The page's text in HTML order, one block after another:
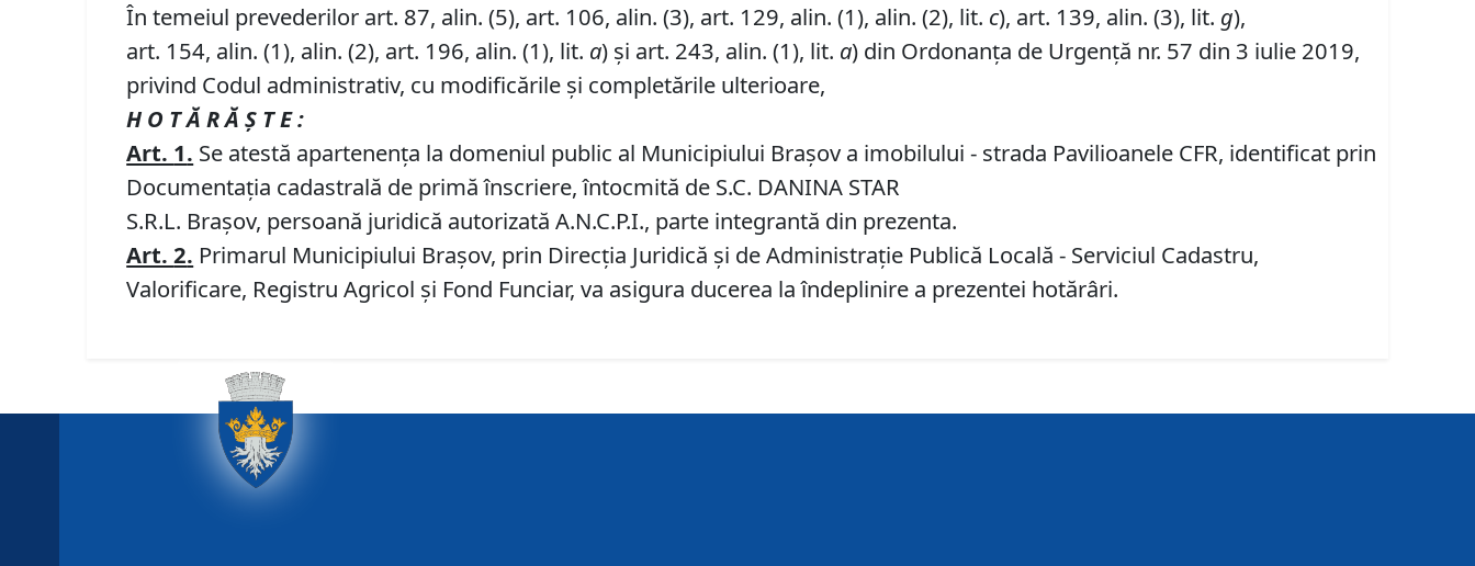
În temeiul prevederilor art. 87, alin. (5), art. 106, alin. (3), art. 129, alin. (1), alin. (2), lit. c), art. 139, alin. (3), lit. g),
art. 154, alin. (1), alin. (2), art. 196, alin. (1), lit. a) și art. 243, alin. (1), lit. a) din Ordonanța de Urgență nr. 57 din 3 iulie 2019,
privind Codul administrativ, cu modificările și completările ulterioare,
H O T Ă R Ă Ş T E :
Art. 1. Se atestă apartenenţa la domeniul public al Municipiului Braşov a imobilului - strada Pavilioanele CFR, identificat prin
Documentația cadastrală de primă înscriere, întocmită de S.C. DANINA STAR
S.R.L. Brașov, persoană juridică autorizată A.N.C.P.I., parte integrantă din prezenta.
Art.2. Primarul Municipiului Brașov, prin Direcția Juridică și de Administrație Publică Locală - Serviciul Cadastru,
Valorificare, Registru Agricol și Fond Funciar, va asigura ducerea la îndeplinire a prezentei hotărâri.